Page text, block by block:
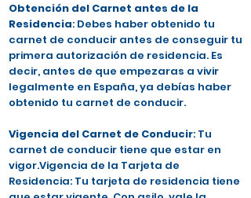
Obtención del Carnet antes de la
Residencia: Debes haber obtenido tu
carnet de conducir antes de conseguir tu
primera autorización de residencia. Es
decir, antes de que empezaras a vivir
legalmente en España, ya debías haber
obtenido tu carnet de conducir.
Vigencia del Carnet de Conducir: Tu
carnet de conducir tiene que estar en
vigor.Vigencia de la Tarjeta de
Residencia: Tu tarjeta de residencia tiene